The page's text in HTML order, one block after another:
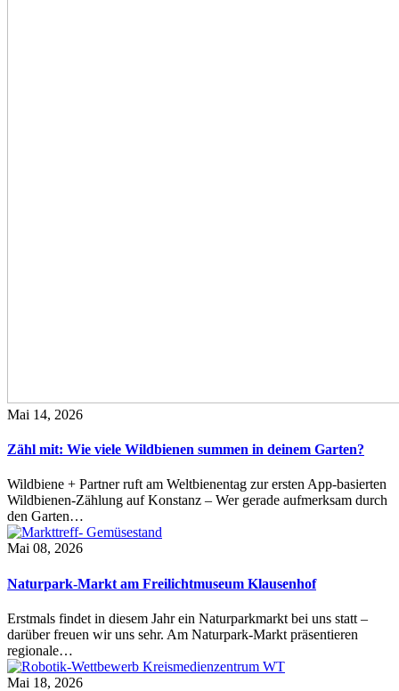
Mai 14, 2026
Zähl mit: Wie viele Wildbienen summen in deinem Garten?
Wildbiene + Partner ruft am Weltbienentag zur ersten App-basierten
Wildbienen-Zählung auf Konstanz – Wer gerade aufmerksam durch
den Garten…
Mai 08, 2026
Naturpark-Markt am Freilichtmuseum Klausenhof
Erstmals findet in diesem Jahr ein Naturparkmarkt bei uns statt –
darüber freuen wir uns sehr. Am Naturpark-Markt präsentieren
regionale…
Mai 18, 2026